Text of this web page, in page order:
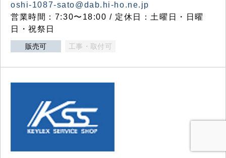
oshi-1087-sato@dab.hi-ho.ne.jp
営業時間：7:30〜18:00 / 定休日：土曜日・日曜
日・祝祭日
販売可 工事・取付可